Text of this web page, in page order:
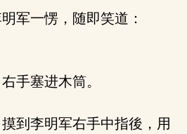
军一愣，随即笑道：
手塞进木筒。
到李明军右手中指後，用